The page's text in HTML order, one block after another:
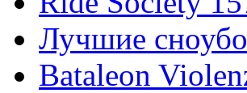
Лучшие
Bataleon